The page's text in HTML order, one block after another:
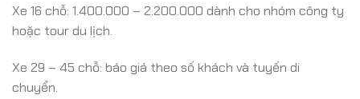
Xe 16 chỗ: 1.400.000 – 2.200.000 dành cho nhóm công ty
hoặc tour du lịch.
Xe 29 – 45 chỗ: báo giá theo số khách và tuyến di
chuyển.